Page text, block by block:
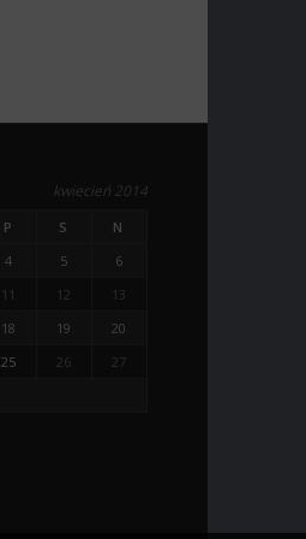
kwiecień 2014
P S
N
4 5
6
11 12
13
18 19
20
25 26
27